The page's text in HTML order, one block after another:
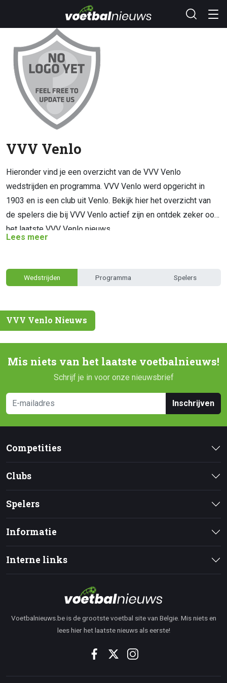
VVV Venlo
Hieronder vind je een overzicht van de VVV Venlo
wedstrijden en programma. VVV Venlo werd opgericht in
1903 en is een club uit Venlo. Bekijk hier het overzicht van
de spelers die bij VVV Venlo actief zijn en ontdek zeker ook
het laatste VVV Venlo nieuws.
Lees meer
Wedstrijden Programma Spelers
VVV Venlo Nieuws
Mis niets van het laatste voetbalnieuws!
Schrijf je in voor onze nieuwsbrief
Inschrijven
Competities
Clubs
Spelers
Informatie
Interne links
Voetbalnieuws.be is de grootste voetbal site van Belgie. Mis niets en
lees hier het laatste nieuws als eerste!